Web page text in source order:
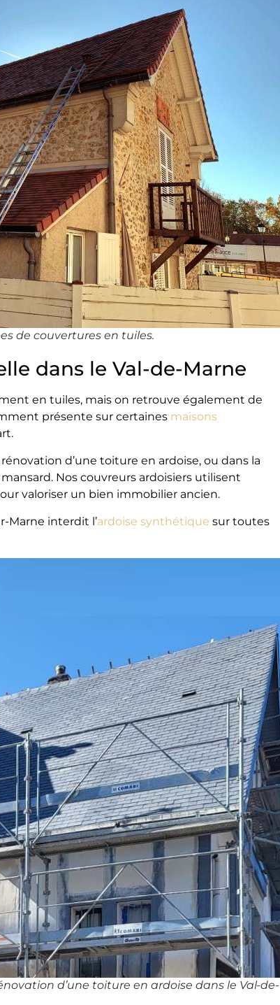
de couvertures en tuiles.
dans le Val-de-Marne
en tuiles, mais on retrouve également de
présente sur certaines maisons
d’une toiture en ardoise, ou dans la
Nos couvreurs ardoisiers utilisent
valoriser un bien immobilier ancien.
Marne interdit l’ardoise synthétique sur toutes
d’une toiture en ardoise dans le Val-de-